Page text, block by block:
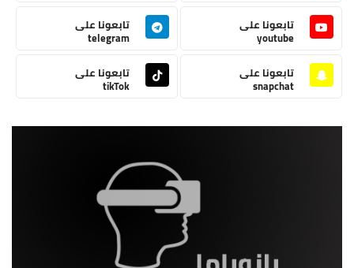
تابعونا على
youtube
تابعونا على
telegram
تابعونا على
snapchat
تابعونا على
tikTok